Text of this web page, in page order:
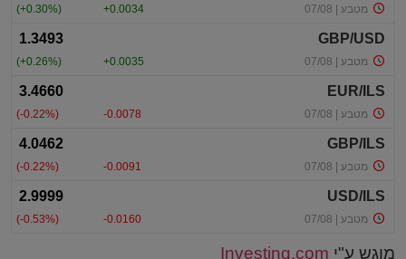
מוגש ע"י Investing.com